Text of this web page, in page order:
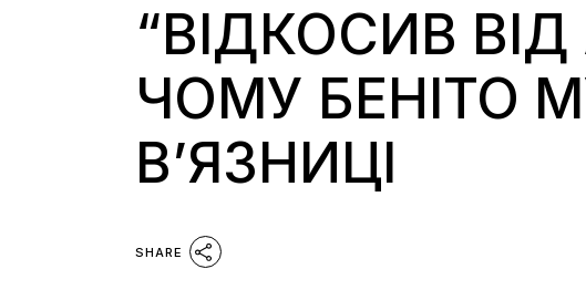
“ВІДКОСИВ ВІД
ЧОМУ БЕНІТО
В’ЯЗНИЦІ
SHARE